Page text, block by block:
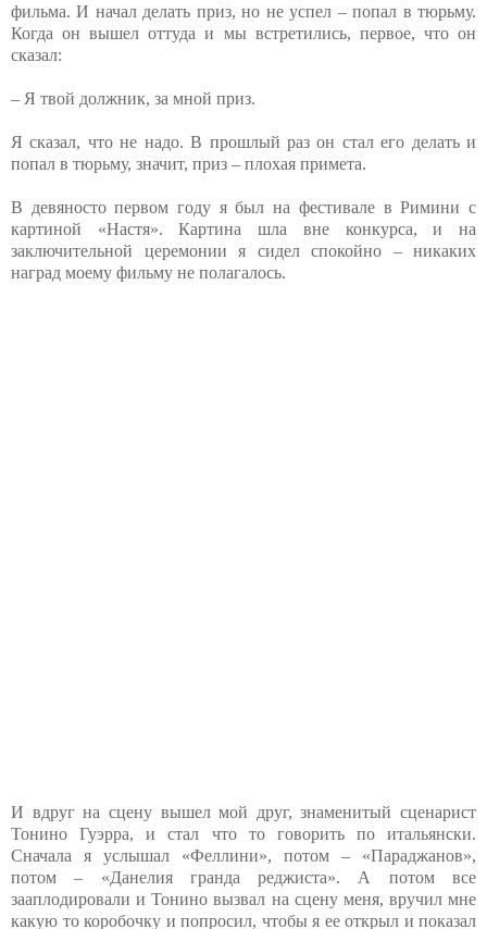
фильма. И начал делать приз, но не успел – попал в тюрьму.
Когда он вышел оттуда и мы встретились, первое, что он
сказал:
– Я твой должник, за мной приз.
Я сказал, что не надо. В прошлый раз он стал его делать и
попал в тюрьму, значит, приз – плохая примета.
В девяносто первом году я был на фестивале в Римини с
картиной «Настя». Картина шла вне конкурса, и на
заключительной церемонии я сидел спокойно – никаких
наград моему фильму не полагалось.
И вдруг на сцену вышел мой друг, знаменитый сценарист
Тонино Гуэрра, и стал что то говорить по итальянски.
Сначала я услышал «Феллини», потом – «Параджанов»,
потом – «Данелия гранда реджиста». А потом все
зааплодировали и Тонино вызвал на сцену меня, вручил мне
какую то коробочку и попросил, чтобы я ее открыл и показал